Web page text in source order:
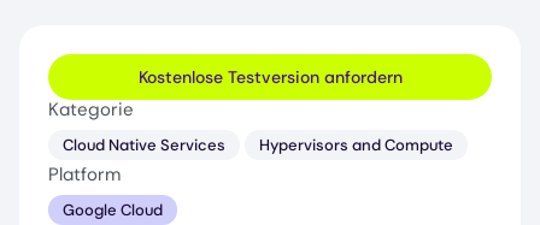
Kostenlose Testversion anfordern
Kategorie
Cloud Native Services Hypervisors and Compute
Platform
Google Cloud